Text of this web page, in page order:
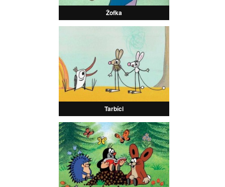
Žofka
Tarbíci